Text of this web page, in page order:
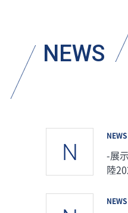
NEWS
NEWS
-展
陸
NEWS